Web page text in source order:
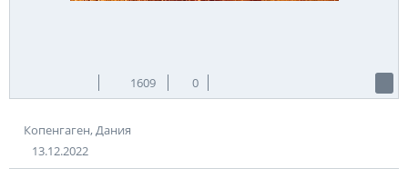
1609 0
Копенгаген, Дания
13.12.2022